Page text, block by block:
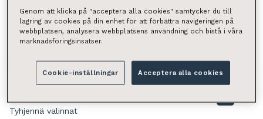
Lappeenranta, Myllymäki
Hae
Tyhjennä valinnat
Genom att klicka på "acceptera alla cookies" samtycker du till
lagring av cookies på din enhet för att förbättra navigeringen på
webbplatsen, analysera webbplatsens användning och bistå i våra
marknadsföringsinsatser.
Cookie-inställningar Acceptera alla cookies